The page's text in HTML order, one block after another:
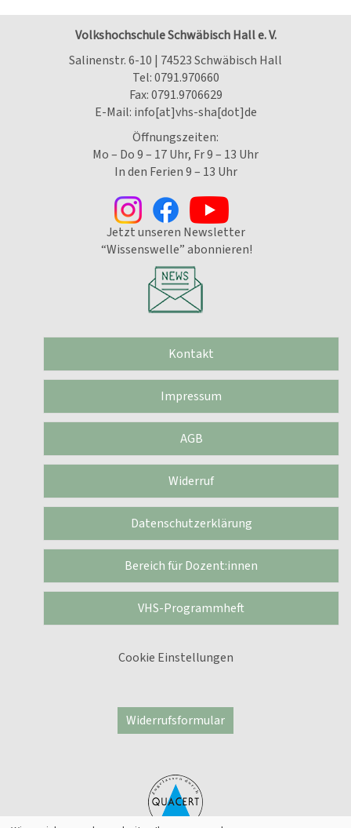
Volkshochschule Schwäbisch Hall e. V.
Salinenstr. 6-10 | 74523 Schwäbisch Hall
Tel:0791.970660
Fax: 0791.9706629
E-Mail: info[at]vhs-sha[dot]de
Öffnungszeiten:
Mo – Do 9 – 17 Uhr, Fr 9 – 13 Uhr
In den Ferien 9 – 13 Uhr
Jetzt unseren Newsletter
“Wissenswelle” abonnieren!
Kontakt
Impressum
AGB
Widerruf
Datenschutzerklärung
Bereich für Dozent:innen
VHS-Programmheft
Cookie Einstellungen
Widerrufsformular